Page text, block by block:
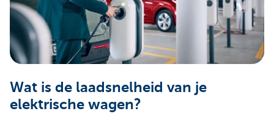
Corporate
Wat is de laadsnelheid van je
elektrische wagen?